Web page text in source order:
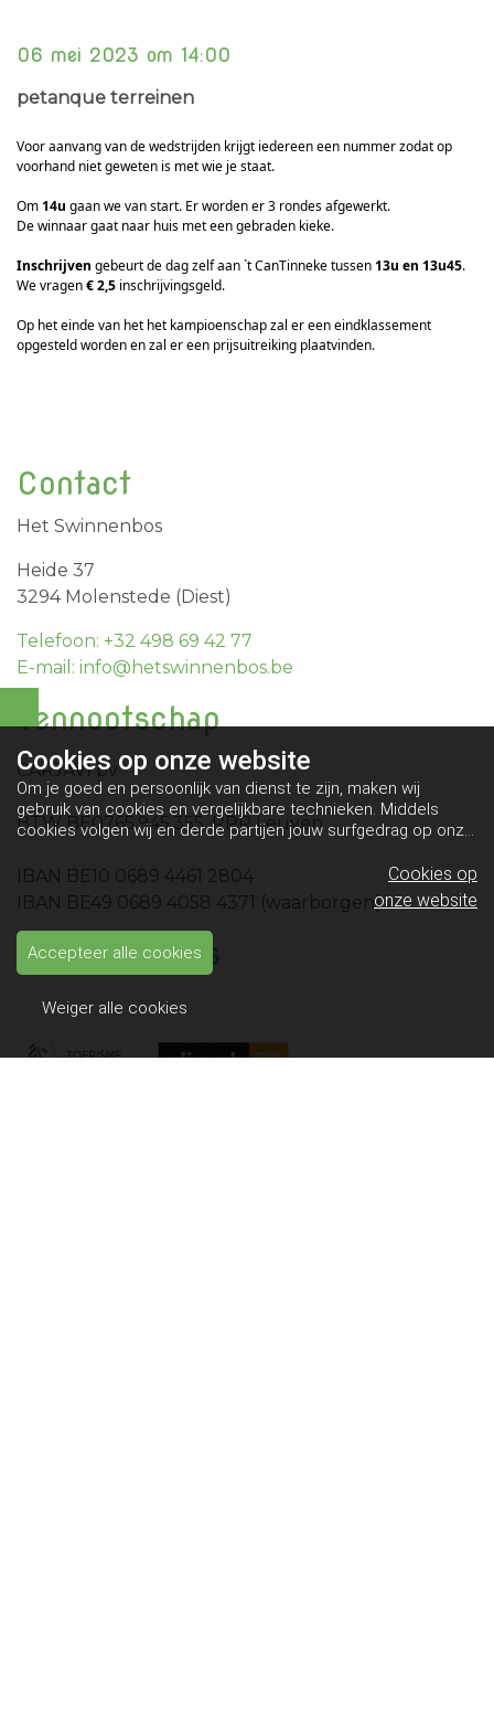
06 mei 2023 om 14:00
petanque terreinen
Voor aanvang van de wedstrijden krijgt iedereen een nummer zodat op
voorhand niet geweten is met wie je staat.
Om14u gaan we van start. Er worden er 3 rondes afgewerkt.
De winnaar gaat naar huis met een gebraden kieke.
Inschrijven gebeurt de dag zelf aan `t CanTinneke tussen13u en 13u45.
We vragen€ 2,5 inschrijvingsgeld.
Op het einde van het het kampioenschap zal er een eindklassement
opgesteld worden en zal er een prijsuitreiking plaatvinden.
Contact
Het Swinnenbos
Heide 37
3294 Molenstede (Diest)
Telefoon: +32 498 69 42 77
E-mail: info@hetswinnenbos.be
Vennootschap
CARJAVI bv
BTW BE0765.945.355, RPR Leuven
IBAN BE10 0689 4461 2804
IBAN BE49 0689 4058 4371 (waarborgen)
Onze partners
Cookies op onze website
Om je goed en persoonlijk van dienst te zijn, maken wij
gebruik van cookies en vergelijkbare technieken. Middels
cookies volgen wij en derde partijen jouw surfgedrag op onze
en dit maakt het voor jou mogelijk om informatie te delen via
social media.
Bekijk ons cookiebeleid
Cookies op
onze website
Accepteer alle cookies
Weiger alle cookies